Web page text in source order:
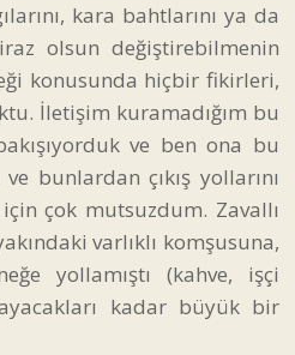
kara bahtlarını ya da
olsun değiştirebilmenin
konusunda hiçbir fikirleri,
İletişim kuramadığım bu
ve ben ona bu
bunlardan çıkış yollarını
çok mutsuzdum. Zavallı
varlıklı komşusuna,
yollamıştı (kahve, işçi
kadar büyük bir